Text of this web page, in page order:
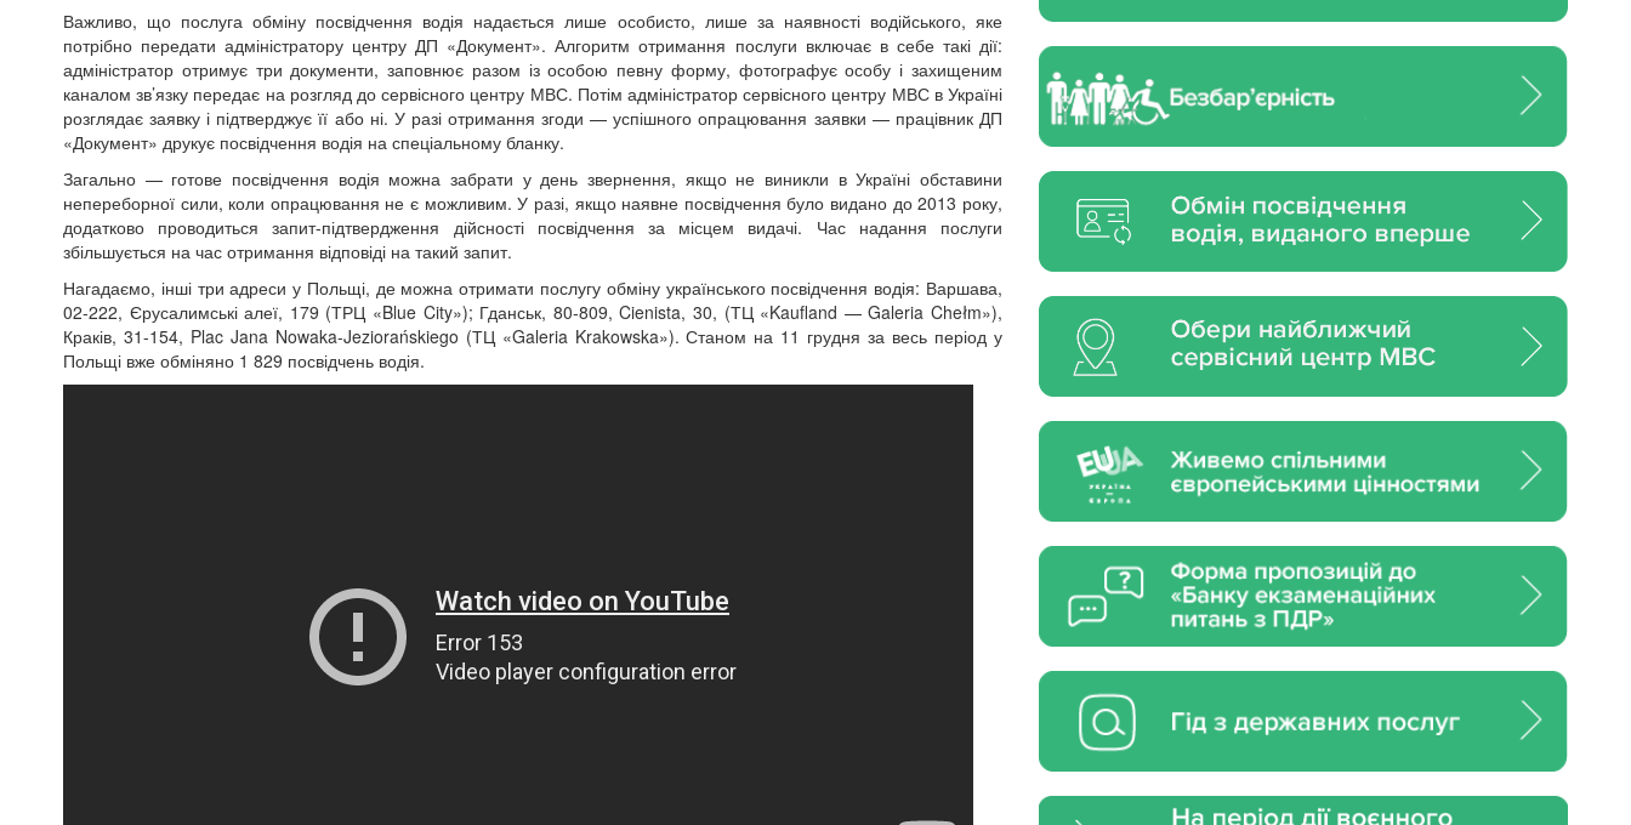
Важливо, що послуга обміну посвідчення водія надається лише особисто, лише за наявності водійського, яке
потрібно передати адміністратору центру ДП «Документ». Алгоритм отримання послуги включає в себе такі дії:
адміністратор отримує три документи, заповнює разом із особою певну форму, фотографує особу і захищеним
каналом зв’язку передає на розгляд до сервісного центру МВС. Потім адміністратор сервісного центру МВС в Україні
розглядає заявку і підтверджує її або ні. У разі отримання згоди — успішного опрацювання заявки — працівник ДП
«Документ» друкує посвідчення водія на спеціальному бланку.
Загально — готове посвідчення водія можна забрати у день звернення, якщо не виникли в Україні обставини
непереборної сили, коли опрацювання не є можливим. У разі, якщо наявне посвідчення було видано до 2013 року,
додатково проводиться запит-підтвердження дійсності посвідчення за місцем видачі. Час надання послуги
збільшується на час отримання відповіді на такий запит.
Нагадаємо, інші три адреси у Польщі, де можна отримати послугу обміну українського посвідчення водія: Варшава,
02-222, Єрусалимські алеї, 179 (ТРЦ «Blue City»); Гданськ, 80-809, Cienista, 30, (ТЦ «Kaufland —Galeria Chełm»),
Краків, 31-154, Plac Jana Nowaka-Jeziorańskiego (ТЦ «Galeria Krakowska»).Станом на 11 грудня за весь період у
Польщі вже обміняно 1 829 посвідчень водія.